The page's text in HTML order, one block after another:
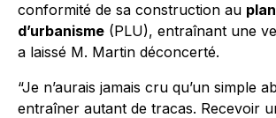
conformité de sa construction au
d’urbanisme (PLU), entraînant une
a laissé M. Martin déconcerté.
“Je n’aurais jamais cru qu’un simple
entraîner autant de tracas. Recevoir